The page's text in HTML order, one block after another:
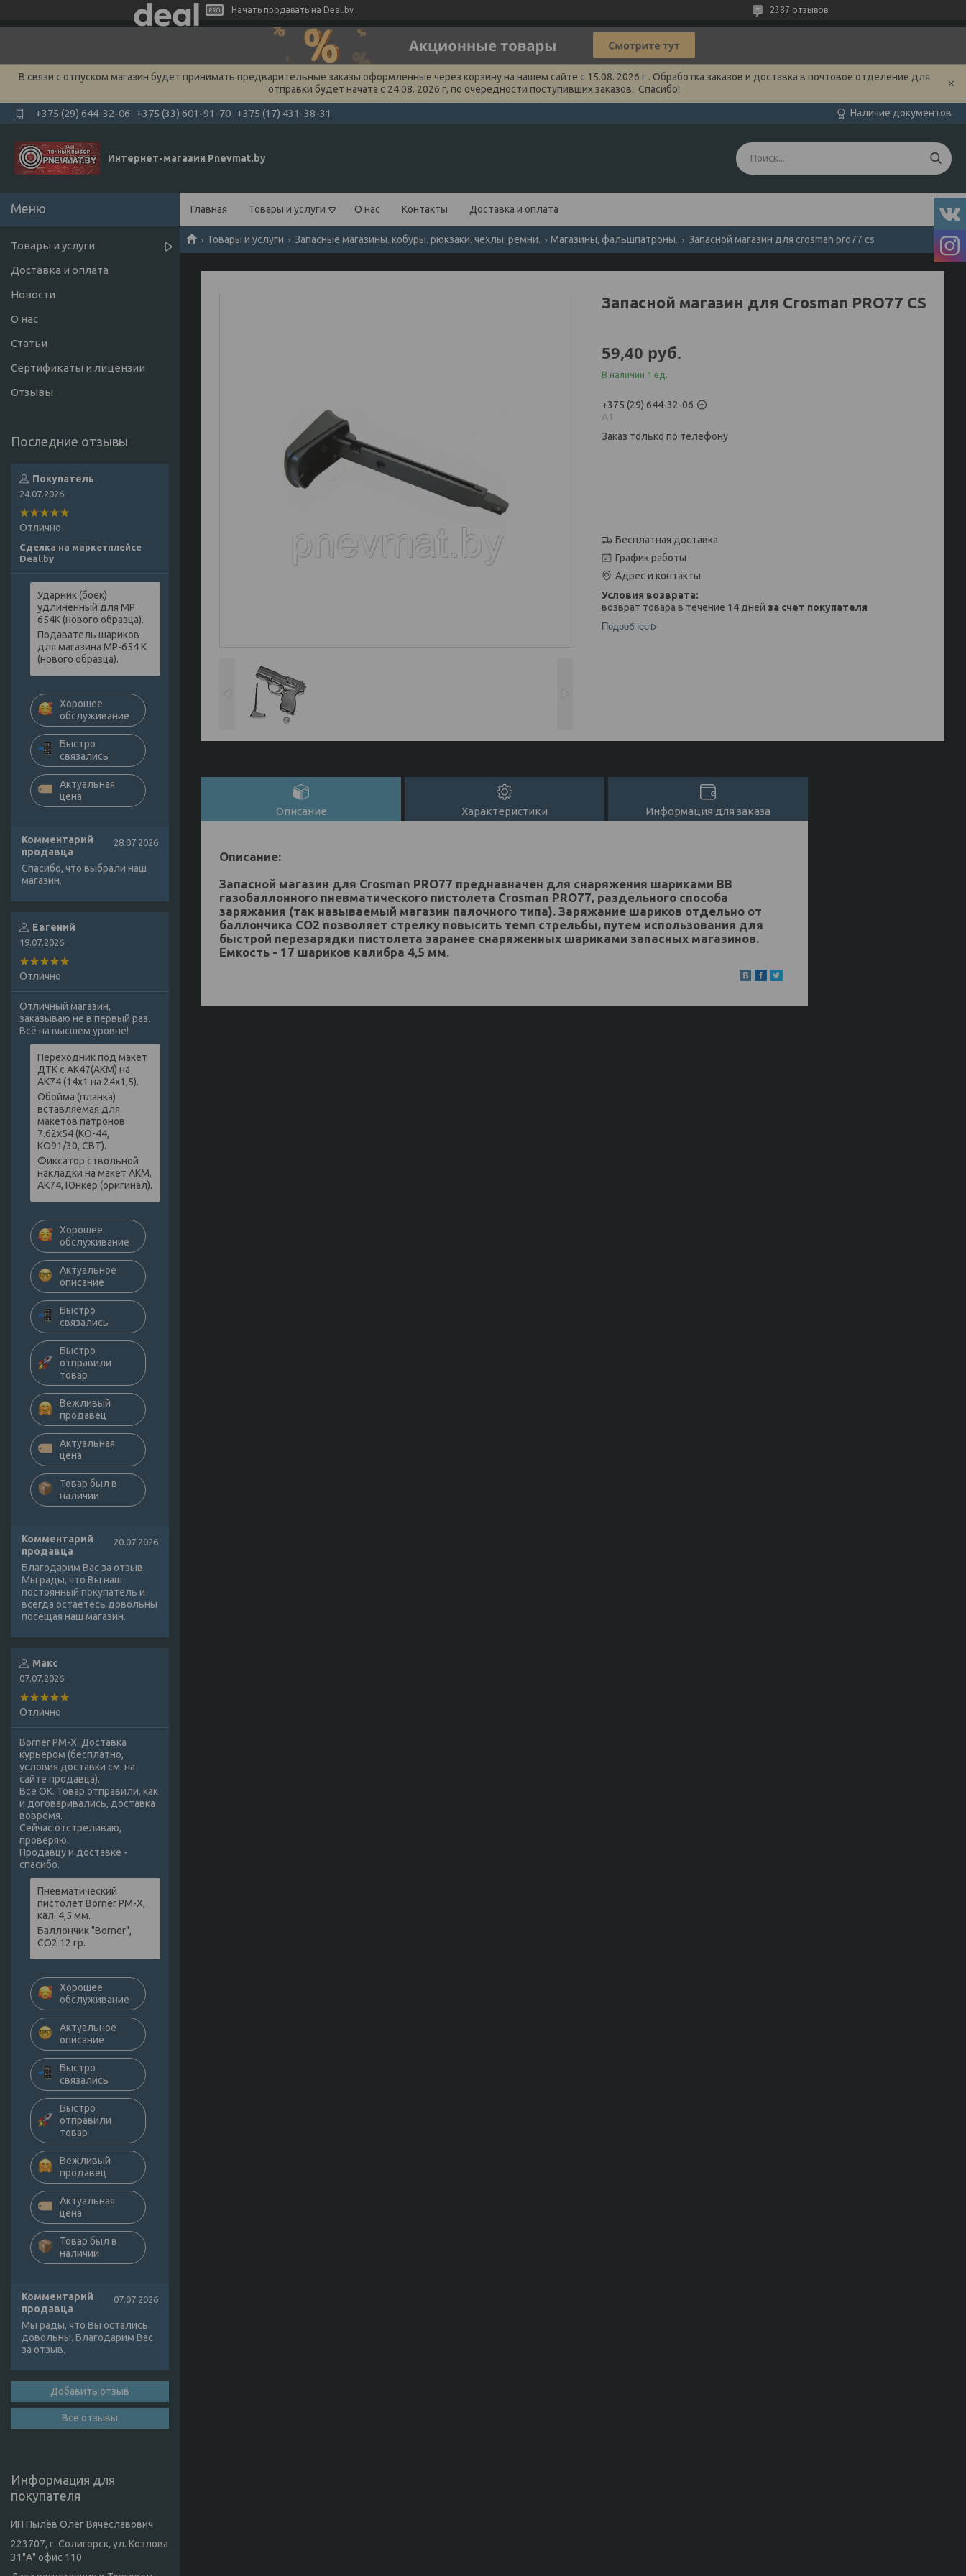
Начать продавать на Deal.by 2387 отзывов
В связи с отпуском магазин будет принимать предварительные заказы оформленные через корзину на нашем сайте с 15.08. 2026 г . Обработка заказов и доставка в почтовое отделение для
отправки будет начата с 24.08. 2026 г, по очередности поступивших заказов. Спасибо!
+375 (29) 644-32-06 +375 (33) 601-91-70 +375 (17) 431-38-31 Наличие документов
Интернет-магазин Pnevmat.by
Главная Товары и услуги О нас Контакты Доставка и оплата
Товары и услуги Запасные магазины. кобуры. рюкзаки. чехлы. ремни. Магазины, фальшпатроны. Запасной магазин для crosman pro77 cs
Запасной магазин для Crosman PRO77 CS
59,40 руб.
В наличии 1 ед.
+375 (29) 644-32-06
А1
Заказ только по телефону
Бесплатная доставка
График работы
Адрес и контакты
возврат товара в течение 14 дней за счет покупателя
Подробнее
Описание Характеристики Информация для заказа
Описание:
Запасной магазин для Crosman PRO77 предназначен для снаряжения шариками ВВ
газобаллонного пневматического пистолета Crosman PRO77, раздельного способа
заряжания (так называемый магазин палочного типа). Заряжание шариков отдельно от
баллончика СО2 позволяет стрелку повысить темп стрельбы, путем использования для
быстрой перезарядки пистолета заранее снаряженных шариками запасных магазинов.
Емкость - 17 шариков калибра 4,5 мм.
Товары и услуги
Доставка и оплата
Новости
О нас
Статьи
Сертификаты и лицензии
Отзывы
Покупатель
24.07.2026
Отлично
Сделка на маркетплейсе
Deal.by
Ударник (боек)
удлиненный для МР
654К (нового образца).
Подаватель шариков
для магазина МР-654 К
(нового образца).
Хорошее
обслуживание
Быстро
связались
Актуальная
цена
Комментарий
продавца
28.07.2026
Спасибо, что выбрали наш
магазин.
Евгений
19.07.2026
Отлично
Отличный магазин,
заказываю не в первый раз.
Всё на высшем уровне!
Переходник под макет
ДТК с АК47(АКМ) на
АК74 (14х1 на 24х1,5).
Обойма (планка)
вставляемая для
макетов патронов
7.62х54 (КО-44,
КО91/30, СВТ).
Фиксатор ствольной
накладки на макет АКМ,
АК74, Юнкер (оригинал).
Хорошее
обслуживание
Актуальное
описание
Быстро
связались
Быстро
отправили
товар
Вежливый
продавец
Актуальная
цена
Товар был в
наличии
Комментарий
продавца
20.07.2026
Благодарим Вас за отзыв.
Мы рады, что Вы наш
постоянный покупатель и
всегда остаетесь довольны
посещая наш магазин.
Макс
07.07.2026
Отлично
Borner PM-X. Доставка
курьером (бесплатно,
условия доставки см. на
сайте продавца).
Все ОК. Товар отправили, как
и договаривались, доставка
вовремя.
Сейчас отстреливаю,
проверяю.
Продавцу и доставке -
спасибо.
Пневматический
пистолет Borner PM-X,
кал. 4,5 мм.
Баллончик "Borner",
СО2 12 гр.
Хорошее
обслуживание
Актуальное
описание
Быстро
связались
Быстро
отправили
товар
Вежливый
продавец
Актуальная
цена
Товар был в
наличии
Комментарий
продавца
07.07.2026
Мы рады, что Вы остались
довольны. Благодарим Вас
за отзыв.
Добавить отзыв
Все отзывы
Информация для
покупателя
ИП Пылёв Олег Вячеславович
223707, г. Солигорск, ул. Козлова
31"А" офис 110